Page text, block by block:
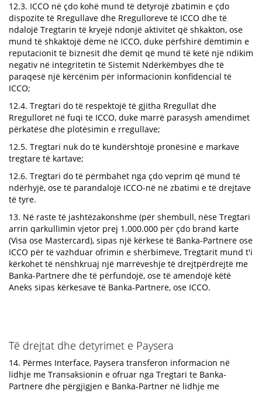
12.3. ICCO në çdo kohë mund të detyrojë zbatimin e çdo
dispozite të Rregullave dhe Rregulloreve të ICCO dhe të
ndalojë Tregtarin të kryejë ndonjë aktivitet që shkakton, ose
mund të shkaktojë dëme në ICCO, duke përfshirë dëmtimin e
reputacionit të biznesit dhe dëmit që mund të ketë një ndikim
negativ në integritetin të Sistemit Ndërkëmbyes dhe të
paraqesë një kërcënim për informacionin konfidencial të
ICCO;
12.4. Tregtari do të respektojë të gjitha Rregullat dhe
Rregulloret në fuqi të ICCO, duke marrë parasysh amendimet
përkatëse dhe plotësimin e rregullave;
12.5. Tregtari nuk do të kundërshtojë pronësinë e markave
tregtare të kartave;
12.6. Tregtari do të përmbahet nga çdo veprim që mund të
ndërhyjë, ose të parandalojë ICCO-në në zbatimi e të drejtave
të tyre.
13. Në raste të jashtëzakonshme (për shembull, nëse Tregtari
arrin qarkullimin vjetor prej 1.000.000 për çdo brand karte
(Visa ose Mastercard), sipas një kërkese të Banka-Partnere ose
ICCO për të vazhduar ofrimin e shërbimeve, Tregtarit mund t'i
kërkohet të nënshkruaj një marrëveshje të drejtpërdrejtë me
Banka-Partnere dhe të përfundojë, ose të amendojë këtë
Aneks sipas kërkesave të Banka-Partnere, ose ICCO.
Të drejtat dhe detyrimet e Paysera
14. Përmes Interface, Paysera transferon informacion në
lidhje me Transaksionin e ofruar nga Tregtari te Banka-
Partnere dhe përgjigjen e Banka-Partner në lidhje me